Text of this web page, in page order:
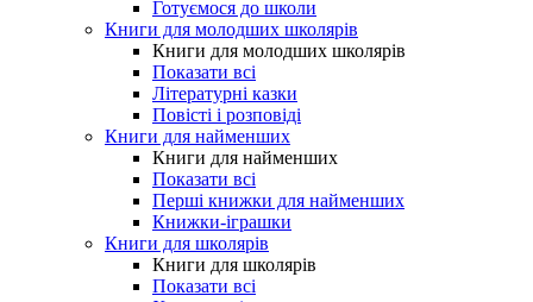
Готуємося до школи
Книги для молодших школярів
Книги для молодших школярів
Показати всі
Літературні казки
Повісті і розповіді
Книги для найменших
Книги для найменших
Показати всі
Перші книжки для найменших
Книжки-іграшки
Книги для школярів
Книги для школярів
Показати всі